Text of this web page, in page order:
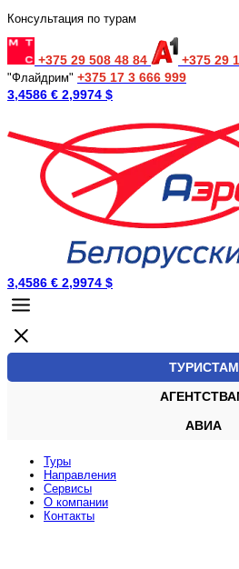
Консультация по турам
+375 29 508 48 84 +375 29
"Флайдрим" +375 17 3 666 999
3,4586 € 2,9974 $
3,4586 € 2,9974 $
ТУРИСТАМ
АВИА
Туры
Направления
Сервисы
O компании
Контакты